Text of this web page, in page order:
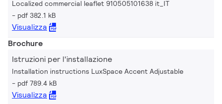
Localized commercial leaflet 910505101638 it_IT
pdf 382.1 kB
Visualizza
Brochure
Istruzioni per l'installazione
Installation instructions LuxSpace Accent Adjustable
pdf 789.4 kB
Visualizza